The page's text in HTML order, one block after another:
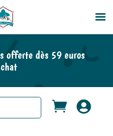
offerte dès 59 euros
 